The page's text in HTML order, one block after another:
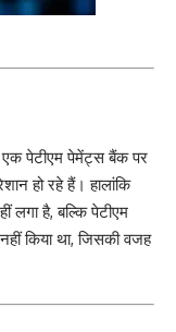
पेटीएम पेमेंट्स बैंक पर
हो रहे हैं। हालांकि
लगा है, बल्कि पेटीएम
किया था, जिसकी वजह